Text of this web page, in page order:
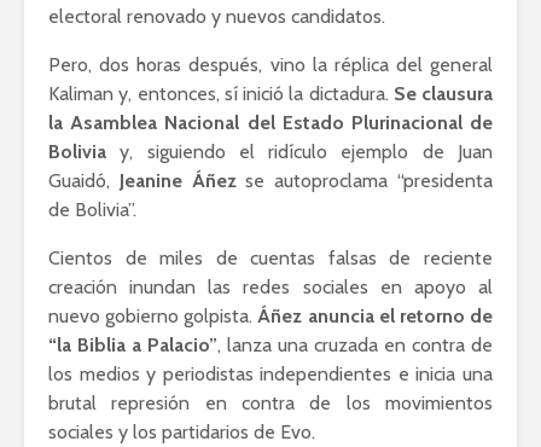
electoral renovado y nuevos candidatos.
Pero, dos horas después, vino la réplica del general
Kaliman y, entonces, sí inició la dictadura. Se clausura
la Asamblea Nacional del Estado Plurinacional de
Bolivia y, siguiendo el ridículo ejemplo de Juan
Guaidó, Jeanine Áñezse autoproclama “presidenta
de Bolivia”.
Cientos de miles de cuentas falsas de reciente
creación inundan las redes sociales en apoyo al
nuevo gobierno golpista. Áñez anuncia el retorno de
“la Biblia a Palacio”, lanza una cruzada en contra de
los medios y periodistas independientes e inicia una
brutal represión en contra de los movimientos
sociales y los partidarios de Evo.